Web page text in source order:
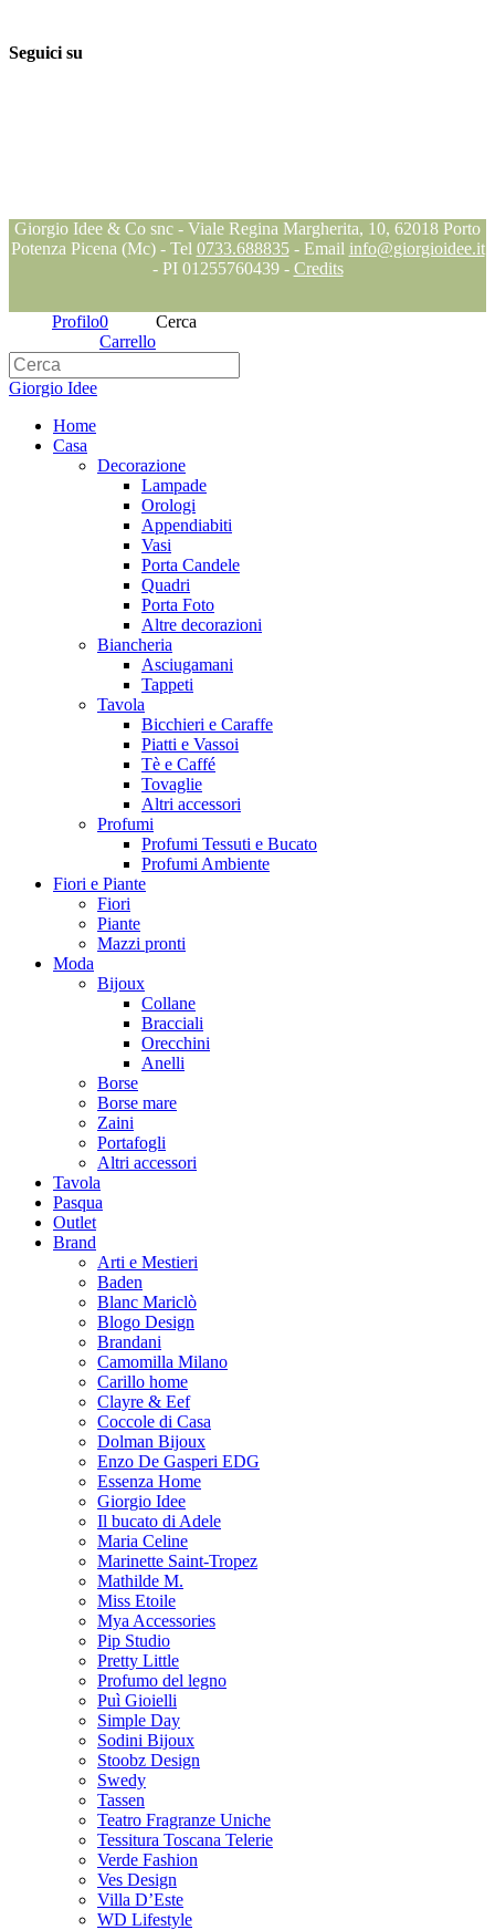
Seguici su
Giorgio Idee & Co snc - Viale Regina Margherita, 10, 62018 Porto
Potenza Picena (Mc) - Tel 0733.688835- Email info@giorgioidee.it
- PI 01255760439 - Credits
Profilo0
Carrello
Cerca
Giorgio Idee
Home
Casa
Decorazione
Lampade
Orologi
Appendiabiti
Vasi
Porta Candele
Quadri
Porta Foto
Altre decorazioni
Biancheria
Asciugamani
Tappeti
Tavola
Bicchieri e Caraffe
Piatti e Vassoi
Tè e Caffé
Tovaglie
Altri accessori
Profumi
Profumi Tessuti e Bucato
Profumi Ambiente
Fiori e Piante
Fiori
Piante
Mazzi pronti
Moda
Bijoux
Collane
Bracciali
Orecchini
Anelli
Borse
Borse mare
Zaini
Portafogli
Altri accessori
Tavola
Pasqua
Outlet
Brand
Arti e Mestieri
Baden
Blanc Mariclò
Blogo Design
Brandani
Camomilla Milano
Carillo home
Clayre & Eef
Coccole di Casa
Dolman Bijoux
Enzo De Gasperi EDG
Essenza Home
Giorgio Idee
Il bucato di Adele
Maria Celine
Marinette Saint-Tropez
Mathilde M.
Miss Etoile
Mya Accessories
Pip Studio
Pretty Little
Profumo del legno
Puì Gioielli
Simple Day
Sodini Bijoux
Stoobz Design
Swedy
Tassen
Teatro Fragranze Uniche
Tessitura Toscana Telerie
Verde Fashion
Ves Design
Villa D’Este
WD Lifestyle